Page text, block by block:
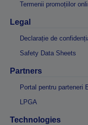
Termenii promoțiilor
Legal
Declarație de
Safety Data Sheets
Partners
Portal pentru parteneri
LPGA
Technologies